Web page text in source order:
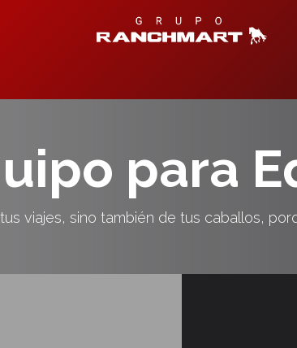
para
viajes, sino también de tus caballos,